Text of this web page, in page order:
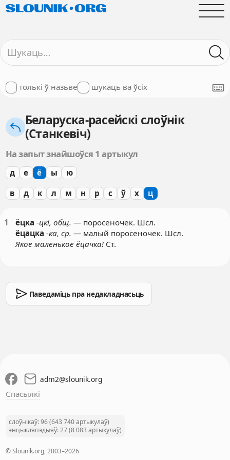
толькі ў назьве шукаць ва ўсіх
Беларуска-расейскі слоўнік
(Станкевіч)
На запыт знайшоўся 1 артыкул
д е ё ы ю
в д к л м н р с ў х ц
1 ёцка -цкі, общ. — поросеночек. Шсл.
ёцацка -ка, ср. — малый поросеночек. Шсл.
Якое маленькое ёцачка! Ст.
Паведаміць пра недакладнасьць
adm2@slounik.org
Спасылкі
слоўнікаў: 96 (643 740 артыкулаў)
энцыкляпэдыяў: 27 (8 083 артыкулаў)
© Slounik.org, 2003–2026